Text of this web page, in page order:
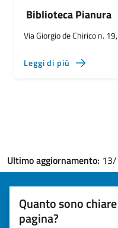
Biblioteca Pianura
Via Giorgio de Chirico n.
Leggi di più
Ultimo aggiornamento:
Quanto sono
pagina?